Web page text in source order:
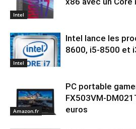
Intel
Intel
Intel lance les
8600, i5-8500 et
Amazon.fr
PC portable
FX503VM-
euros